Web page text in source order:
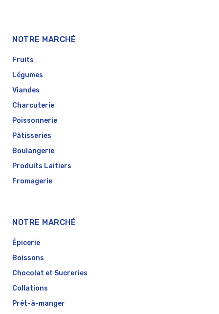
NOTRE MARCHÉ
Fruits
Légumes
Viandes
Charcuterie
Poissonnerie
Pâtisseries
Boulangerie
Produits Laitiers
Fromagerie
NOTRE MARCHÉ
Épicerie
Boissons
Chocolat et Sucreries
Collations
Prêt-à-manger